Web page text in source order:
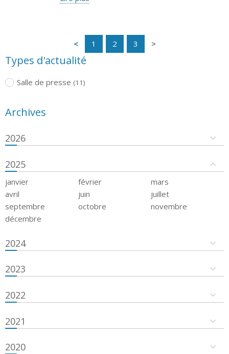
1 2 3
Types d'actualité
Salle de presse (11)
Archives
2026
2025
janvier février
mars
avril
juin
juillet
septembre
octobre
novembre
décembre
2024
2023
2022
2021
2020